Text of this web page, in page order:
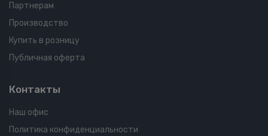
Партнерам
Производство
Купить в розницу
Публичная оферта
Контакты
Наш офис
Политика конфиденциальности